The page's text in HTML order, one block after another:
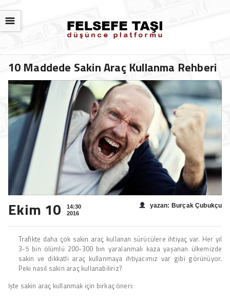
☰
10 Maddede Sakin Araç Kullanma Rehberi
Ekim 10
14:30
2016
yazan: Burçak Çubukçu
Trafikte daha çok sakin araç kullanan sürücülere ihtiyaç var. Her yıl
3-5 bin ölümlü 200-300 bin yaralanmalı kaza yaşanan ülkemizde
sakin ve dikkatli araç kullanmaya ihtiyacımız var gibi görünüyor.
Peki nasıl sakin araç kullanabiliriz?
İşte sakin araç kullanmak için birkaç öneri: